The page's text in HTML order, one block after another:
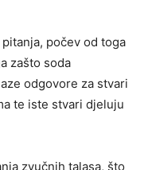
počev od toga
zašto soda
odgovore za stvari
te iste stvari djeluju
zvučnih talasa, što